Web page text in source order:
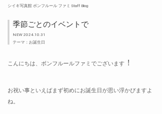
シイキ写真館 ボンフルール ファミ Staff Blog
季節ごとのイベントで
NEW 2024.10.31
テーマ：お誕生日
こんにちは、ボンフルールファミでございます ！
お祝い事といえばまず初めにお誕生日が思い浮かびますよ
ね。